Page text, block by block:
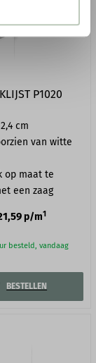
P1020
cm
van witte
op maat te
een zaag
p/m1
besteld, vandaag
BESTELLEN